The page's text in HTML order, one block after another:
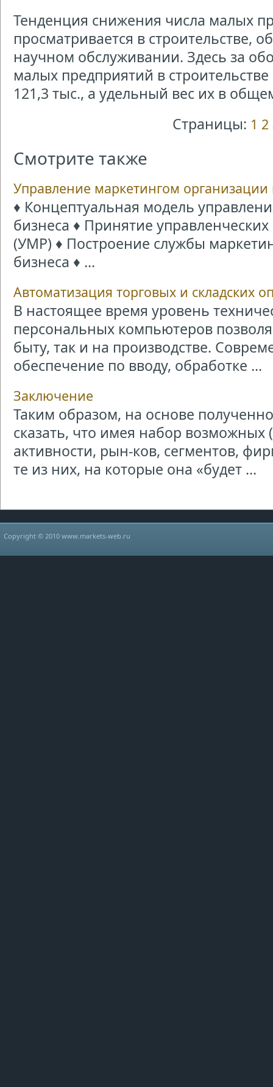
Тенденция снижения числа малых
просматривается в строительстве,
научном обслуживании. Здесь за
малых предприятий в
121,3 тыс., а удельный вес их в
Страницы: 1 2
Смотрите также
Управление маркетингом организации
♦ Концептуальная модель
бизнеса ♦ Принятие
(УМР) ♦ Построение службы
бизнеса ♦ ...
Автоматизация торговых и складских
В настоящее время уровень
персональных компьютеров
быту, так и на производстве.
обеспечение по вводу, обработке ...
Заключение
Таким образом, на основе
сказать, что имея набор возможных
активности, рын-ков, сегментов,
те из них, на которые она «будет ...
Copyright © 2010 www.markets-web.ru